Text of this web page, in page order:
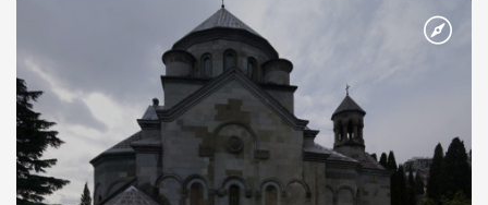
Херсонесі Володимир-язичник, став Василем-християнином.
А потім було Хрещення Русі. На честь Херсонесу Таврійського